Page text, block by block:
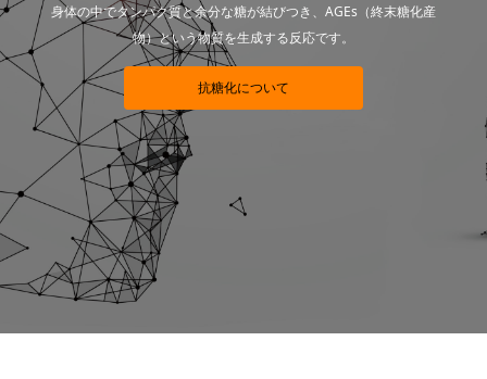
身体の中でタンパク質と余分な糖が結びつき、AGEs（終末糖化産
物）という物質を生成する反応です。
抗糖化について